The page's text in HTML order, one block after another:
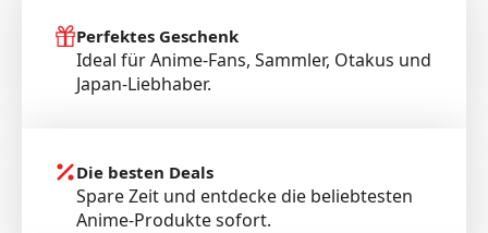
Perfektes Geschenk
Ideal für Anime-Fans, Sammler, Otakus und
Japan-Liebhaber.
Die besten Deals
Spare Zeit und entdecke die beliebtesten
Anime-Produkte sofort.